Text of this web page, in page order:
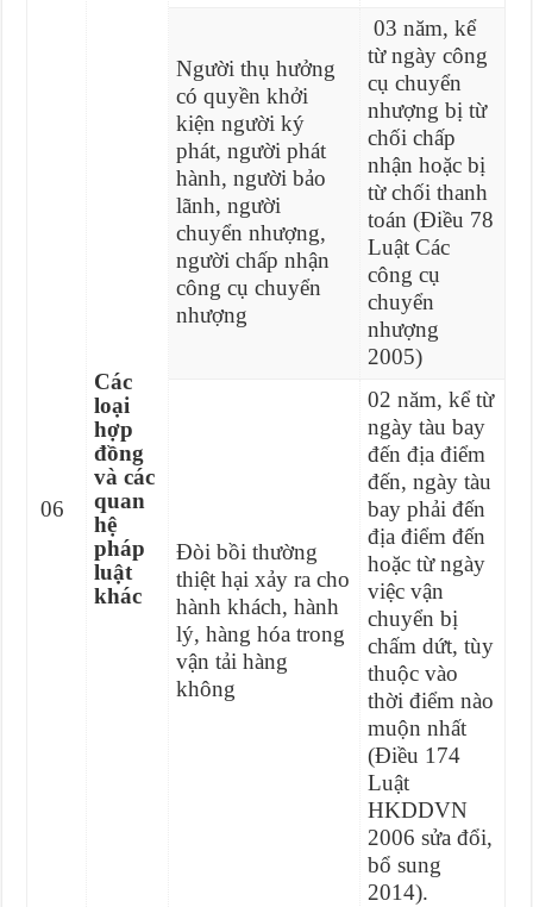
06
Các
loại
hợp
đồng
và các
quan
hệ
pháp
luật
khác
Người thụ hưởng
có quyền khởi
kiện người ký
phát, người phát
hành, người bảo
lãnh, người
chuyển nhượng,
người chấp nhận
công cụ chuyển
nhượng
03 năm, kể
từ ngày công
cụ chuyển
nhượng bị từ
chối chấp
nhận hoặc bị
từ chối thanh
toán (Điều 78
Luật Các
công cụ
chuyển
nhượng
2005)
Đòi bồi thường
thiệt hại xảy ra cho
hành khách, hành
lý, hàng hóa trong
vận tải hàng
không
02 năm, kể từ
ngày tàu bay
đến địa điểm
đến, ngày tàu
bay phải đến
địa điểm đến
hoặc từ ngày
việc vận
chuyển bị
chấm dứt, tùy
thuộc vào
thời điểm nào
muộn nhất
(Điều 174
Luật
HKDDVN
2006 sửa đổi,
bổ sung
2014).